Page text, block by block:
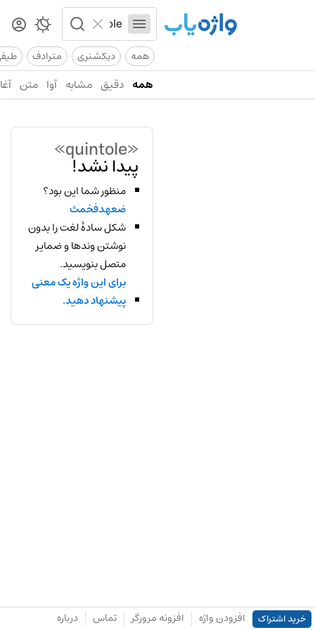
همه دیکشنری مترادف
همه دقیق مشابه آوا متن
«quintole»
پیدا نشد!
منظور شما این بود؟
ضعهدفخمث
شکل سادهٔ لغت را بدون
نوشتن وندها و ضمایر
متصل بنویسید.
برای این واژه یک معنی
پیشنهاد دهید.
خرید اشتراک افزودن واژه افزونه مرورگر تماس درباره